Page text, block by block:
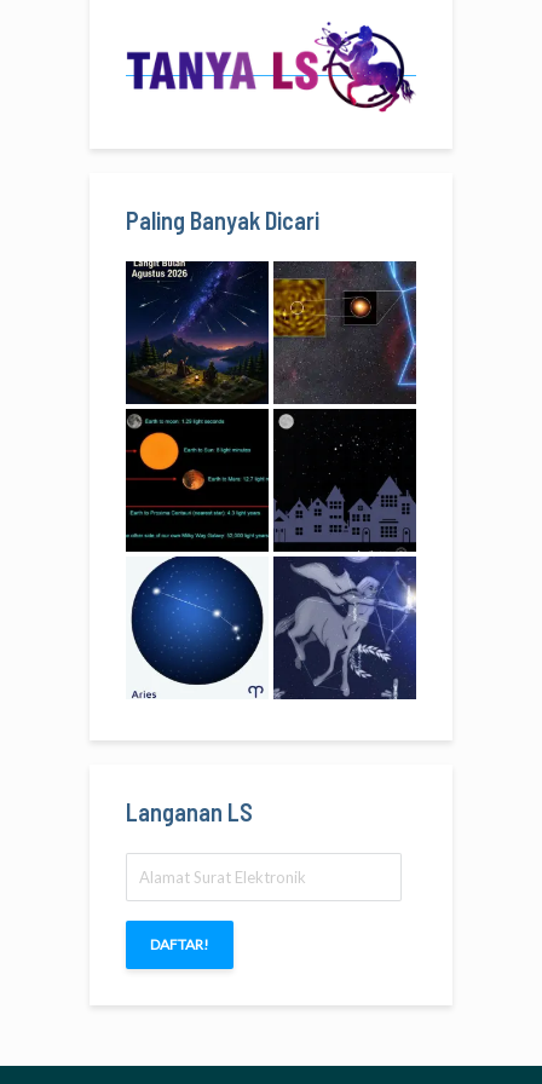
Paling Banyak Dicari
Langanan LS
Surat
Elektronik
DAFTAR!